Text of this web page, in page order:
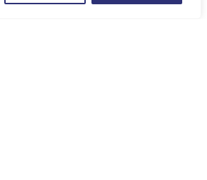
du Plessis Val Vert